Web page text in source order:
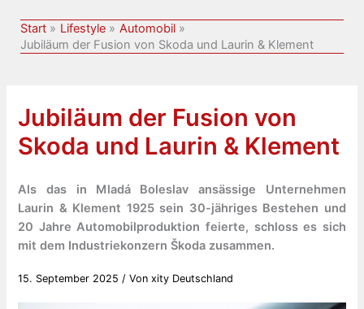
Start Lifestyle
Automobil
Jubiläum der Fusion von Skoda und Laurin & Klement
Jubiläum der Fusion von
Skoda und Laurin & Klement
Als das in Mladá Boleslav ansässige Unternehmen
Laurin & Klement 1925 sein 30-jähriges Bestehen und
20 Jahre Automobilproduktion feierte, schloss es sich
mit dem Industriekonzern Škoda zusammen.
15. September 2025 / Vonxity Deutschland